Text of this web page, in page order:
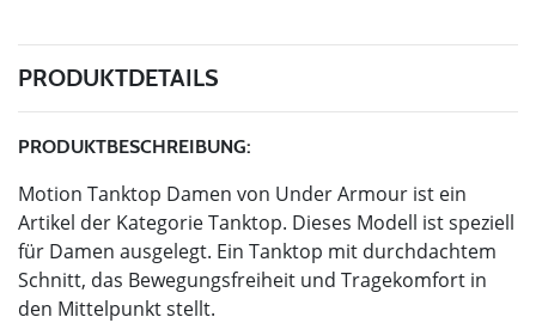
PRODUKTDETAILS
PRODUKTBESCHREIBUNG:
Motion Tanktop Damen von Under Armour ist ein
Artikel der Kategorie Tanktop. Dieses Modell ist speziell
für Damen ausgelegt. Ein Tanktop mit durchdachtem
Schnitt, das Bewegungsfreiheit und Tragekomfort in
den Mittelpunkt stellt.